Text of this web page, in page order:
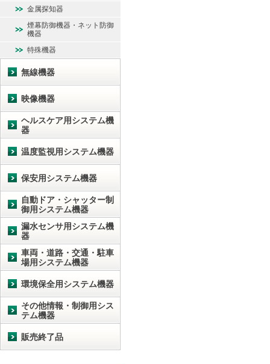
金属探知器
煙幕防御機器・ネット防御
機器
特殊機器
無線機器
映像機器
ヘルスケア用システム機
器
温度監視用システム機器
保安用システム機器
自動ドア・シャッター制
御用システム機器
漏水センサ用システム機
器
車両・道路・交通・駐車
場用システム機器
環境保全用システム機器
その他情報・制御用シス
テム機器
販売終了品